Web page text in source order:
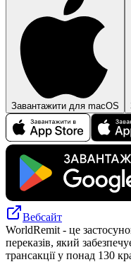
Завантажити для macOS
Вебсайт
WorldRemit - це
переказів, який
трансакції у понад 130